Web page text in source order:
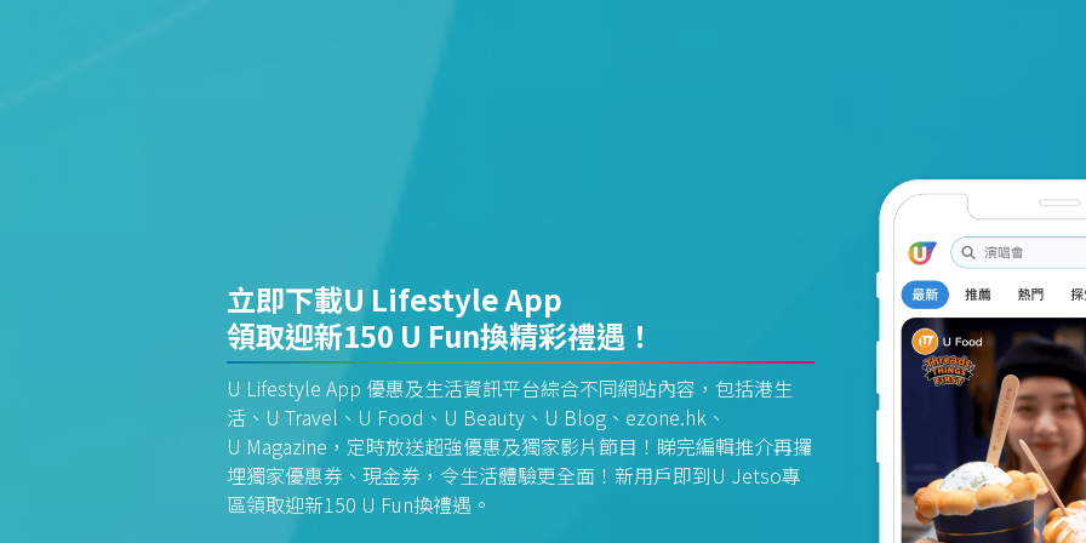
立即下載U Lifestyle App
領取迎新150 U Fun換精彩禮遇！
U Lifestyle App 優惠及生活資訊平台綜合不同網站內容，包括港生
活、U Travel、U Food、U Beauty、U Blog、ezone.hk、
U Magazine，定時放送超強優惠及獨家影片節目！睇完編輯推介再攞
埋獨家優惠券、現金券，令生活體驗更全面！新用戶即到U Jetso專
區領取迎新150 U Fun換禮遇。